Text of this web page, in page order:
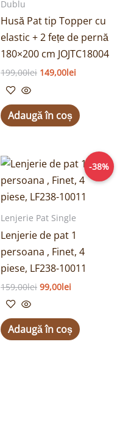
Dublu
Husă Pat tip Topper cu
elastic + 2 fețe de pernă
180×200 cm JOJTC18004
199,00lei 149,00lei
Adaugă în coș
-38%
Lenjerie Pat Single
Lenjerie de pat 1
persoana , Finet, 4
piese, LF238-10011
159,00lei
Prețul
inițial
a
fost:
159,00lei.
99,00lei
Prețul
curent
este:
99,00lei.
Adaugă în coș